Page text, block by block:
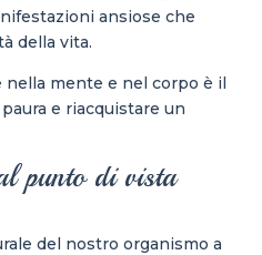
ansiose che
della vita.
nella mente e nel corpo è il
e riacquistare un
punto di vista
del nostro organismo a